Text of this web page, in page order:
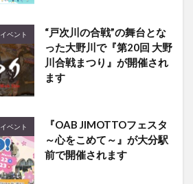
イベント
“戸次川の合戦”の舞台とな
った大野川で『第20回 大野
川合戦まつり』が開催され
ます
イベント
『OAB JIMOTTOフェスタ
～心をこめて～』が大分駅
前で開催されます